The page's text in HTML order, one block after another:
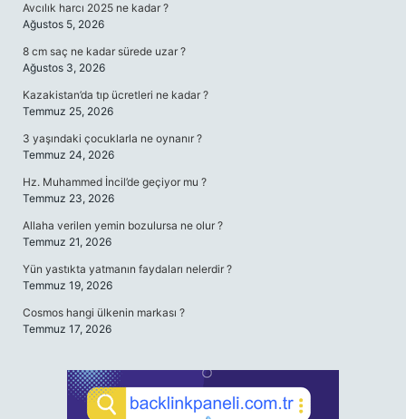
Avcılık harcı 2025 ne kadar ?
Ağustos 5, 2026
8 cm saç ne kadar sürede uzar ?
Ağustos 3, 2026
Kazakistan’da tıp ücretleri ne kadar ?
Temmuz 25, 2026
3 yaşındaki çocuklarla ne oynanır ?
Temmuz 24, 2026
Hz. Muhammed İncil’de geçiyor mu ?
Temmuz 23, 2026
Allaha verilen yemin bozulursa ne olur ?
Temmuz 21, 2026
Yün yastıkta yatmanın faydaları nelerdir ?
Temmuz 19, 2026
Cosmos hangi ülkenin markası ?
Temmuz 17, 2026